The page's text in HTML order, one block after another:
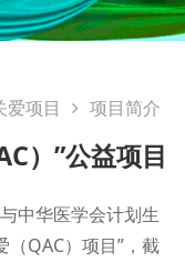
爱项目 项目简介
）”公益项目
中华医学会计划生
（QAC）项目”，截